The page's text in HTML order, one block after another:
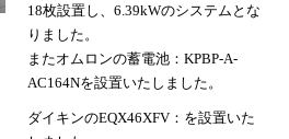
18枚設置し、6.39kWのシステムとな
りました。
またオムロンの蓄電池：KPBP-A-
AC164Nを設置いたしました。
ダイキンのEQX46XFV：を設置いた